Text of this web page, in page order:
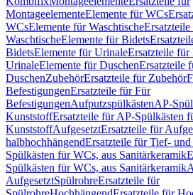
MontageelementeElemente für WCs
WCsElemente für Waschtische
WaschtischeElemente für Bidets
BidetsElemente für UrinaleErsatzteile für
UrinaleElemente für DuschenErsatzteile
DuschenZubehörErsatzteile für Zubehör
BefestigungenErsatzteile für Für
BefestigungenAufputzspülkästenAP-
KunststoffErsatzteile für AP-Spülkästen
KunststoffAufgesetztErsatzteile für
halbhochhängendErsatzteile für Tief-
Spülkästen für WCs, aus Sanitärkeramik
Spülkästen für WCs, aus Sanitärkeramik
AufgesetztSpülrohreErsatzteile für